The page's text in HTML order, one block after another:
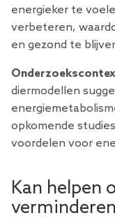
energieker te
verbeteren,
en gezond te
diermodellen
opkomende
voordelen voor
Kan helpen
verminderen